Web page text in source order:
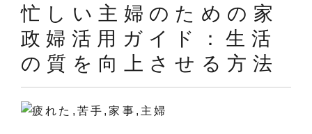
忙しい主婦のための家
政婦活用ガイド：生活
の質を向上させる方法